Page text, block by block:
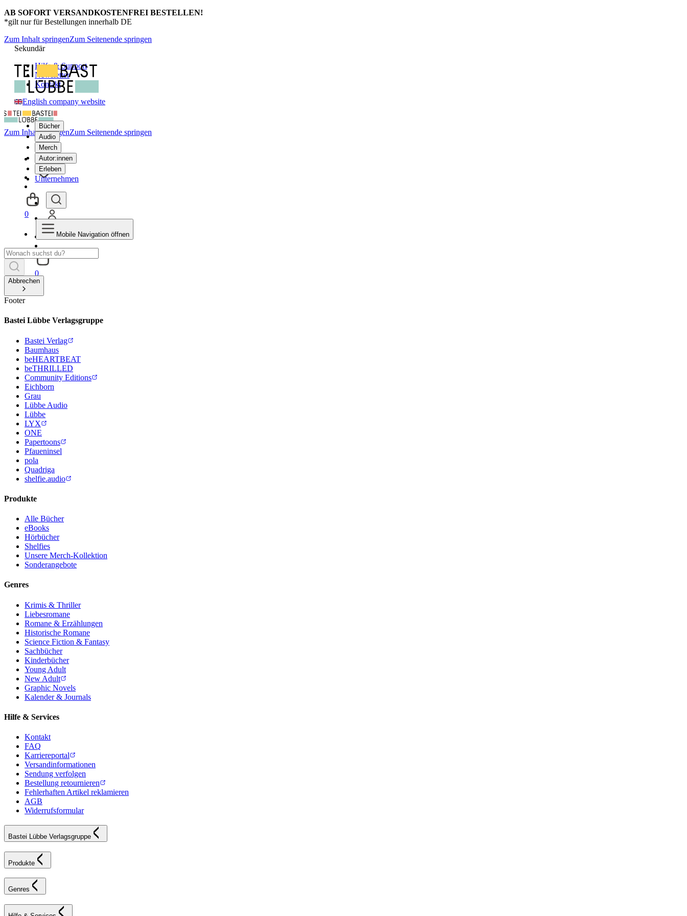
AB SOFORT VERSANDKOSTENFREI BESTELLEN!
*gilt nur für Bestellungen innerhalb DE
Zum Inhalt springenZum Seitenende springen
Sekundär
Hilfe & Support
Newsletter
Kontakt
English company website
Bücher
Audio
Merch
Autor:innen
Erleben
Unternehmen
0
Zum Inhalt springenZum Seitenende springen
0
Mobile Navigation öffnen
Abbrechen
Footer
Bastei Lübbe Verlagsgruppe
Bastei Verlag
Baumhaus
beHEARTBEAT
beTHRILLED
Community Editions
Eichborn
Grau
Lübbe Audio
Lübbe
LYX
ONE
Papertoons
Pfaueninsel
pola
Quadriga
shelfie.audio
Produkte
Alle Bücher
eBooks
Hörbücher
Shelfies
Unsere Merch-Kollektion
Sonderangebote
Genres
Krimis & Thriller
Liebesromane
Romane & Erzählungen
Historische Romane
Science Fiction & Fantasy
Sachbücher
Kinderbücher
Young Adult
New Adult
Graphic Novels
Kalender & Journals
Hilfe & Services
Kontakt
FAQ
Karriereportal
Versandinformationen
Sendung verfolgen
Bestellung retournieren
Fehlerhaften Artikel reklamieren
AGB
Widerrufsformular
Bastei Lübbe Verlagsgruppe
Produkte
Genres